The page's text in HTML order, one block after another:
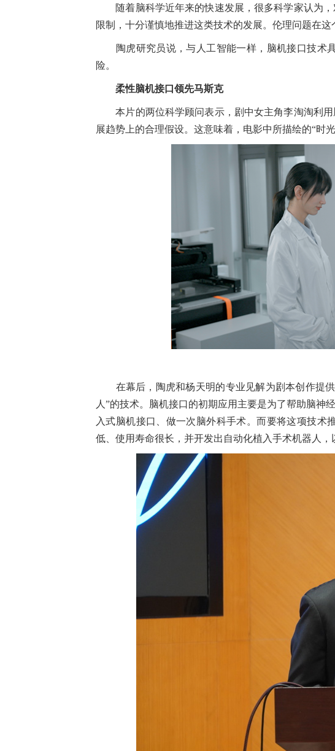
随着脑科学近年来的快速发展，很多科学家认为，
限制，十分谨慎地推进这类技术的发展。伦理问题在
陶虎研究员说，与人工智能一样，脑机接口技术具
险。
柔性脑机接口领先马斯克
本片的两位科学顾问表示，剧中女主角李淘淘利用
展趋势上的合理假设。这意味着，电影中所描绘的“时
在幕后，陶虎和杨天明的专业见解为剧本创作提供
人”的技术。脑机接口的初期应用主要是为了帮助脑
入式脑机接口、做一次脑外科手术。而要将这项技
低、使用寿命很长，并开发出自动化植入手术机器人